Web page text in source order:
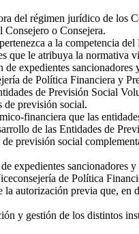
del régimen jurídico de los
Consejero o Consejera.
a la competencia
que le atribuya la normativa
expedientes
de Política Financiera y
de Previsión Social
de previsión social.
financiera que las
de las Entidades de
previsión social
sancionadores
de Política
autorización previa que,
y gestión de los distintos